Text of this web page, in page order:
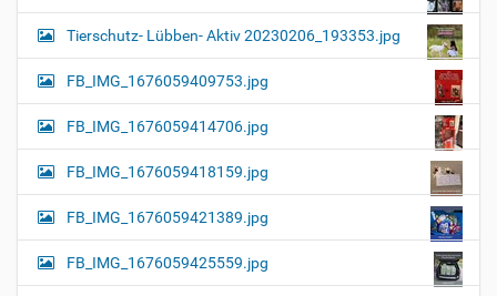
Tierschutz- Lübben- Aktiv 20230206_193353.jpg
FB_IMG_1676059409753.jpg
FB_IMG_1676059414706.jpg
FB_IMG_1676059418159.jpg
FB_IMG_1676059421389.jpg
FB_IMG_1676059425559.jpg